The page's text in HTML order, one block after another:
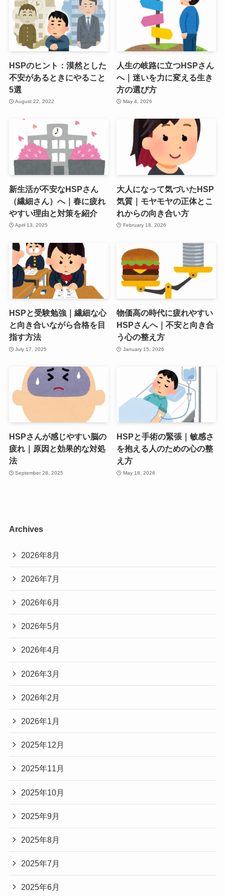
HSPのヒント：漠然とした
不安があるときにやること
5選
August 22, 2022
人生の岐路に立つHSPさん
へ｜迷いを力に変える生き
方の選び方
May 4, 2026
新生活が不安なHSPさん
（繊細さん）へ｜春に疲れ
やすい理由と対策を紹介
April 13, 2025
大人になって気づいたHSP
気質｜モヤモヤの正体とこ
れからの向き合い方
February 18, 2026
HSPと受験勉強｜繊細な心
と向き合いながら合格を目
指す方法
July 17, 2025
物価高の時代に疲れやすい
HSPさんへ｜不安と向き合
う心の整え方
January 15, 2026
HSPさんが感じやすい脳の
疲れ｜原因と効果的な対処
法
September 28, 2025
HSPと手術の緊張｜敏感さ
を抱える人のための心の整
え方
May 18, 2026
Archives
2026年8月
2026年7月
2026年6月
2026年5月
2026年4月
2026年3月
2026年2月
2026年1月
2025年12月
2025年11月
2025年10月
2025年9月
2025年8月
2025年7月
2025年6月